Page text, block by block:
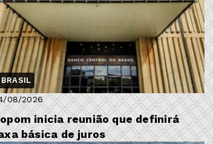
BRASIL
08/2026
inicia reunião que definirá
básica de juros